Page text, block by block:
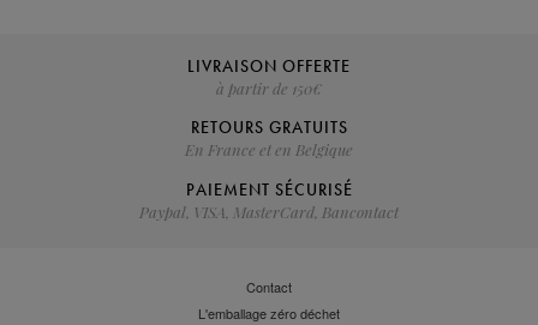
LIVRAISON OFFERTE
à partir de 150€
RETOURS GRATUITS
En France et en Belgique
PAIEMENT SÉCURISÉ
Paypal, VISA, MasterCard, Bancontact
Contact
L'emballage zéro déchet